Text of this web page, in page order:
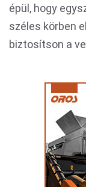
épül, hogy
széles körben
biztosítson a